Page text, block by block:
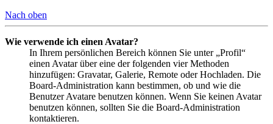
Nach oben
Wie verwende ich einen Avatar?
In Ihrem persönlichen Bereich können Sie unter „Profil“
einen Avatar über eine der folgenden vier Methoden
hinzufügen: Gravatar, Galerie, Remote oder Hochladen. Die
Board-Administration kann bestimmen, ob und wie die
Benutzer Avatare benutzen können. Wenn Sie keinen Avatar
benutzen können, sollten Sie die Board-Administration
kontaktieren.